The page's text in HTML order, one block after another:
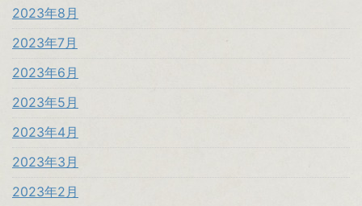
2023年8月
2023年7月
2023年6月
2023年5月
2023年4月
2023年3月
2023年2月